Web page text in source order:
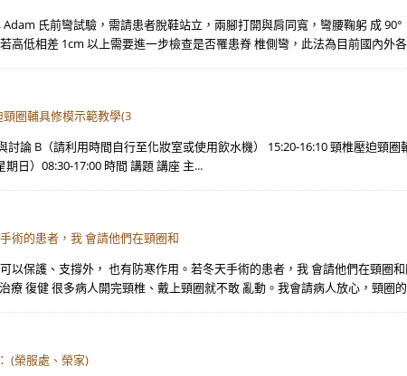
氏前彎試驗，需請患者脫鞋站立，兩腳打開與肩同寬，彎腰鞠躬 成
高低相差 1cm 以上需要進一步檢查是否罹患脊 椎側彎，此法為目前國內外
圈輔具修模示範教學(3
討論 B（請利用時間自行至化妝室或使用飲水機） 15:20-16:10 頸椎壓迫頸
日）08:30-17:00 時間 講題 講座 主...
術的患者，我 會請他們在頸圈和
以保護、支撐外， 也有防寒作用。若冬天手術的患者，我 會請他們在頸
療 復健 很多病人開完頸椎、戴上頸圈就不敢 亂動。我會請病人放心，頸圈
(榮服處、榮家)